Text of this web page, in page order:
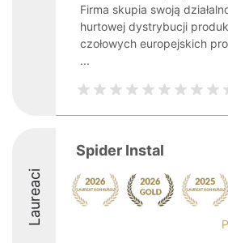
Firma skupia swoją
hurtowej dystrybucji
czołowych europejskich
...
Laureaci
Spider Instal